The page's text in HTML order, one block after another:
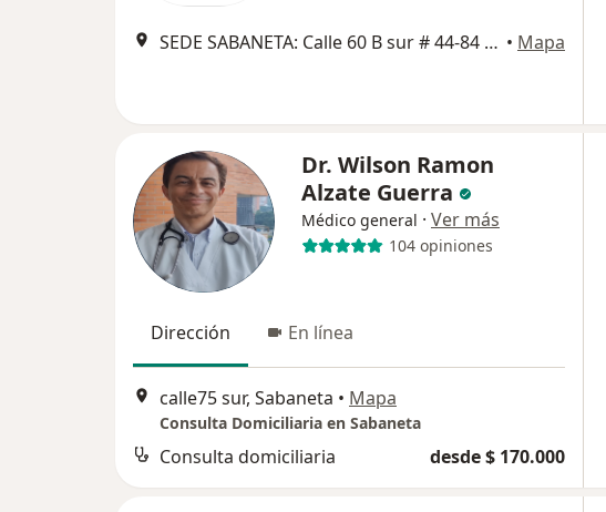
SEDE SABANETA: Calle 60 B sur # 44-84 local 1207 Edificio Latitud Sur Centro empresarial., Sabaneta • Mapa
Dr. Wilson Ramon
Alzate Guerra
Médico general · Ver más
104 opiniones
Dirección En línea
calle75 sur, Sabaneta • Mapa
Consulta Domiciliaria en Sabaneta
Consulta domiciliaria desde $ 170.000